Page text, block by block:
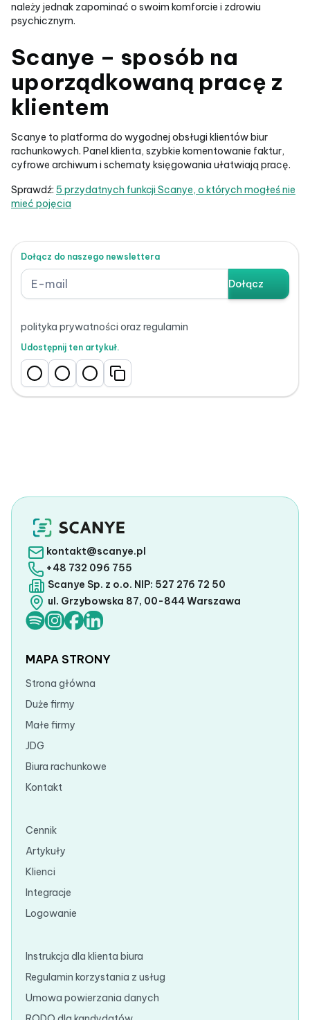
należy jednak zapominać o swoim komforcie i zdrowiu
psychicznym.
Scanye – sposób na
uporządkowaną pracę z
klientem
Scanye to platforma do wygodnej obsługi klientów biur
rachunkowych. Panel klienta, szybkie komentowanie faktur,
cyfrowe archiwum i schematy księgowania ułatwiają pracę.
Sprawdź: 5 przydatnych funkcji Scanye, o których mogłeś nie
mieć pojęcia
Dołącz do naszego newslettera
polityka prywatności oraz regulamin
Udostępnij ten artykuł.
kontakt@scanye.pl
+48 732 096 755
Scanye Sp. z o.o. NIP: 527 276 72 50
ul. Grzybowska 87, 00-844 Warszawa
MAPA STRONY
Strona główna
Duże firmy
Małe firmy
JDG
Biura rachunkowe
Kontakt
Cennik
Artykuły
Klienci
Integracje
Logowanie
Instrukcja dla klienta biura
Regulamin korzystania z usług
Umowa powierzania danych